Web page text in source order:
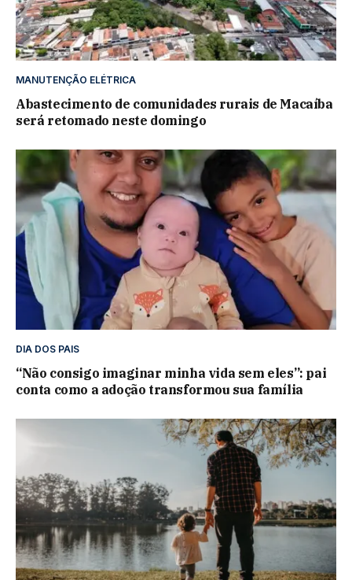
MANUTENÇÃO ELÉTRICA
Abastecimento de comunidades rurais de Macaíba
será retomado neste domingo
DIA DOS PAIS
“Não consigo imaginar minha vida sem eles”: pai
conta como a adoção transformou sua família